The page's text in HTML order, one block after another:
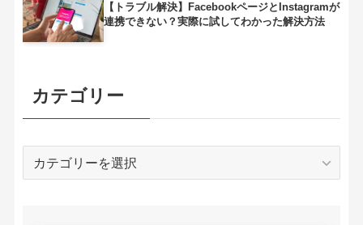
【トラブル解決】FacebookページとInstagramが
連携できない？実際に試してわかった解決方法
カテゴリー